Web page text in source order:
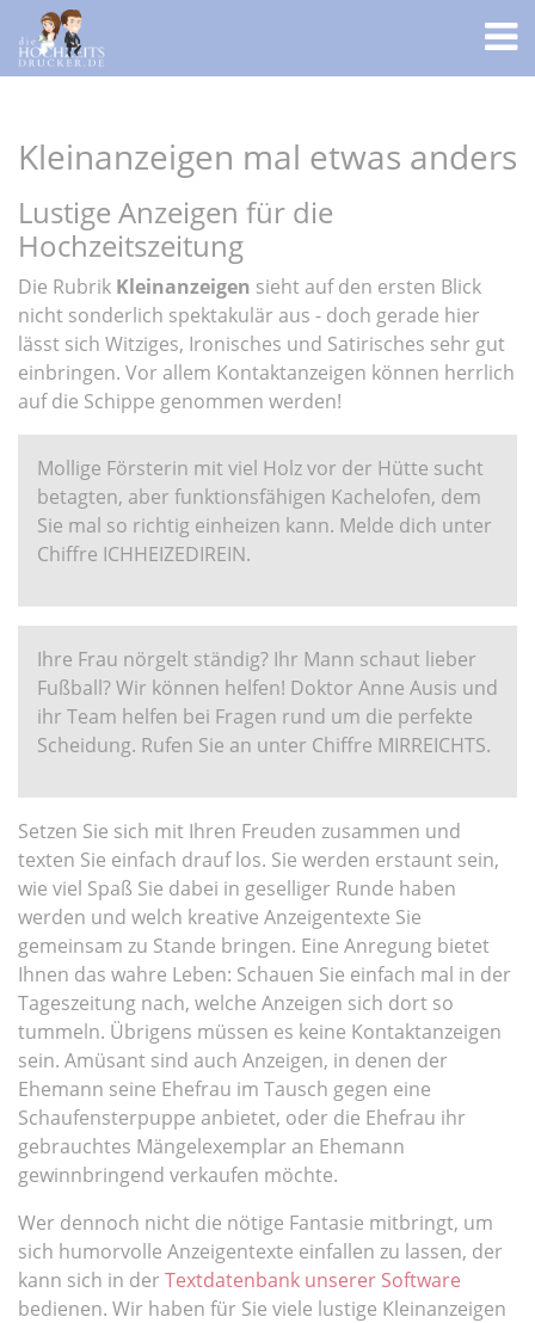
Kleinanzeigen mal etwas anders
Lustige Anzeigen für die
Hochzeitszeitung
Die Rubrik Kleinanzeigen sieht auf den ersten Blick
nicht sonderlich spektakulär aus - doch gerade hier
lässt sich Witziges, Ironisches und Satirisches sehr gut
einbringen. Vor allem Kontaktanzeigen können herrlich
auf die Schippe genommen werden!
Mollige Försterin mit viel Holz vor der Hütte sucht
betagten, aber funktionsfähigen Kachelofen, dem
Sie mal so richtig einheizen kann. Melde dich unter
Chiffre ICHHEIZEDIREIN.
Ihre Frau nörgelt ständig? Ihr Mann schaut lieber
Fußball? Wir können helfen! Doktor Anne Ausis und
ihr Team helfen bei Fragen rund um die perfekte
Scheidung. Rufen Sie an unter Chiffre MIRREICHTS.
Setzen Sie sich mit Ihren Freuden zusammen und
texten Sie einfach drauf los. Sie werden erstaunt sein,
wie viel Spaß Sie dabei in geselliger Runde haben
werden und welch kreative Anzeigentexte Sie
gemeinsam zu Stande bringen. Eine Anregung bietet
Ihnen das wahre Leben: Schauen Sie einfach mal in der
Tageszeitung nach, welche Anzeigen sich dort so
tummeln. Übrigens müssen es keine Kontaktanzeigen
sein. Amüsant sind auch Anzeigen, in denen der
Ehemann seine Ehefrau im Tausch gegen eine
Schaufensterpuppe anbietet, oder die Ehefrau ihr
gebrauchtes Mängelexemplar an Ehemann
gewinnbringend verkaufen möchte.
Wer dennoch nicht die nötige Fantasie mitbringt, um
sich humorvolle Anzeigentexte einfallen zu lassen, der
kann sich in der Textdatenbank unserer Software
bedienen. Wir haben für Sie viele lustige Kleinanzeigen